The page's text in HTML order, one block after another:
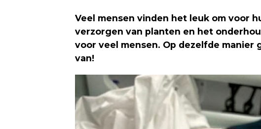
Veel mensen vinden het leuk om voor
verzorgen van planten en het
voor veel mensen. Op dezelfde
van!